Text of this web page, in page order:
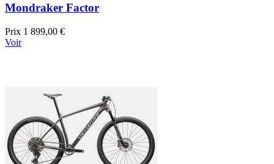
Mondraker Factor
Prix 1 899,00 €
Voir